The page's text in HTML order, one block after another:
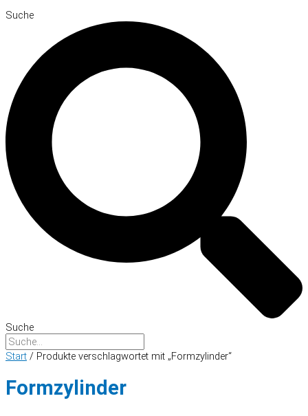
Suche
Suche
Start / Produkte verschlagwortet mit „Formzylinder“
Formzylinder